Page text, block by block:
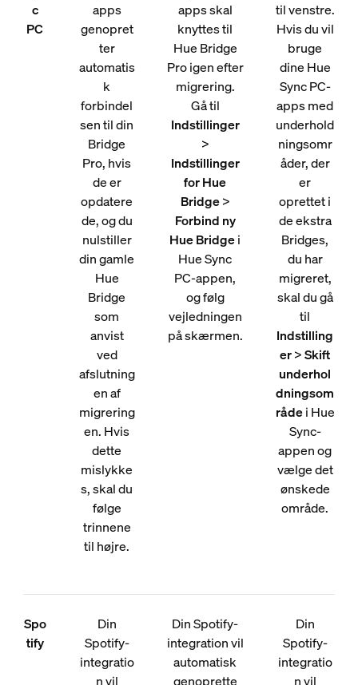
c
PC
apps
genopret
ter
automatis
k
forbindel
sen til din
Bridge
Pro, hvis
de er
opdatere
de, og du
nulstiller
din gamle
Hue
Bridge
som
anvist
ved
afslutning
en af
migrering
en. Hvis
dette
mislykke
s, skal du
følge
trinnene
til højre.
apps skal
knyttes til
Hue Bridge
Pro igen efter
migrering.
Gå til
Indstillinger
>
Indstillinger
for Hue
Bridge>
Forbind ny
Hue Bridgei
Hue Sync
PC-appen,
og følg
vejledningen
på skærmen.
til venstre.
Hvis du vil
bruge
dine Hue
Sync PC-
apps med
underhold
ningsomr
åder, der
er
oprettet i
de ekstra
Bridges,
du har
migreret,
skal du gå
til
Indstilling
er>Skift
underhol
dningsom
rådei Hue
Sync-
appen og
vælge det
ønskede
område.
Spo
tify
Din
Spotify-
integratio
n vil
Din Spotify-
integration vil
automatisk
genoprette
Din
Spotify-
integratio
n vil